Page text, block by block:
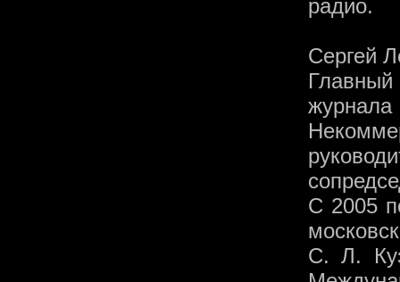
радио.
Сергей
С 2005
С. Л.